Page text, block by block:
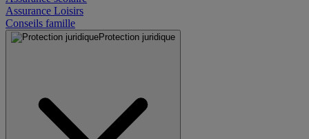
Assurance Loisirs
Conseils famille
Protection juridique